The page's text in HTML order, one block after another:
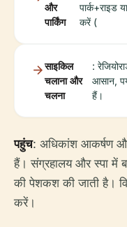
और
पार्किंग
पार्क+राइड
करें (
साइकिल
चलाना और
चलना
:
आसान,
हैं।
पहुंच: अधिकांश आकर्षण
हैं। संग्रहालय और स्पा में
की पेशकश की जाती है।
करें।